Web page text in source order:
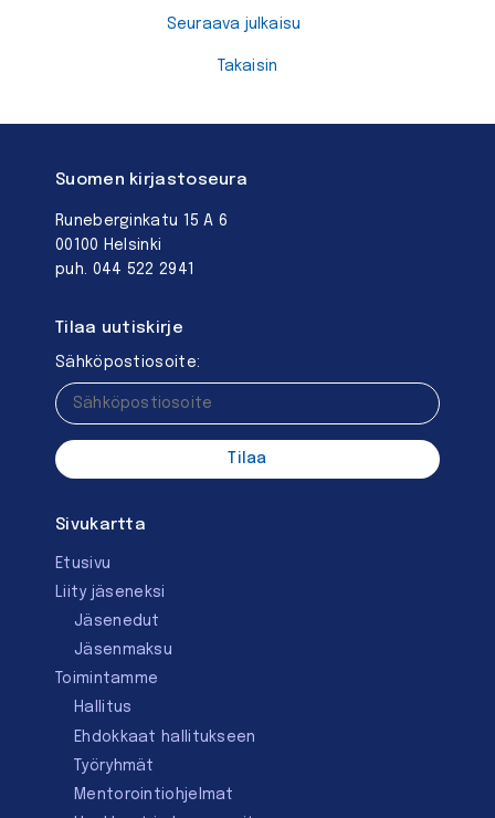
Takaisin
Seuraava julkaisu
Suomen kirjastoseura
Runeberginkatu 15 A 6
00100 Helsinki
puh. 044 522 2941
Tilaa uutiskirje
Sähköpostiosoite:
Sivukartta
Etusivu
Liity jäseneksi
Jäsenedut
Jäsenmaksu
Toimintamme
Hallitus
Ehdokkaat hallitukseen
Työryhmät
Mentorointi­ohjelmat